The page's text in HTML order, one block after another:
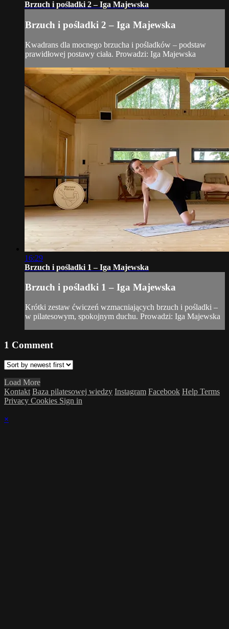
Brzuch i pośladki 2 – Iga Majewska
Brzuch i pośladki 2 – Iga Majewska
Kwadrans dla mocnego brzucha i pośladków – podstaw
prawidłowej postawy ciała. Prowadzi: Iga Majewska
16:29
Brzuch i pośladki 1 – Iga Majewska
Brzuch i pośladki 1 – Iga Majewska
Krótki zestaw ćwiczeń wzmacniających brzuch i pośladki –
w pilatesowym, spokojnym duchu. Prowadzi: Iga Majewska
1 Comment
Load More
Kontakt Baza pilatesowej wiedzy Instagram Facebook Help Terms
Privacy Cookies Sign in
×